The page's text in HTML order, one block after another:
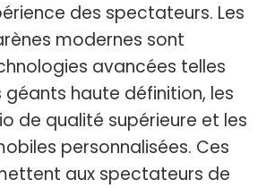
des spectateurs. Les
modernes sont
avancées telles
géants haute définition, les
de qualité supérieure et les
personnalisées. Ces
aux spectateurs de